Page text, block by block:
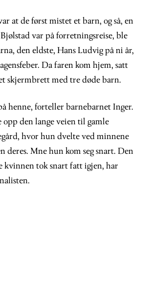
at de først mistet et barn, og så, en
var på forretningsreise, ble
den eldste, Hans Ludvig på ni år,
Da faren kom hjem, satt
skjermbrett med tre døde barn.
henne, forteller barnebarnet Inger.
den lange veien til gamle
hvor hun dvelte ved minnene
deres. Mne hun kom seg snart. Den
kvinnen tok snart fatt igjen, har